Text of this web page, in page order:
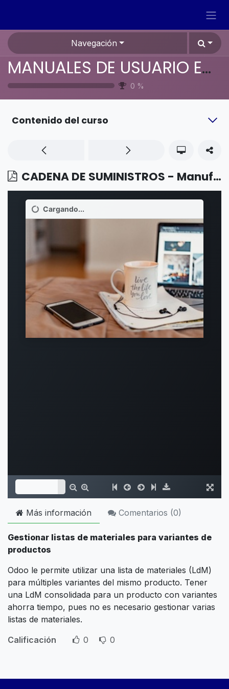
Navegación
MANUALES DE USUARIO EN ESPAÑOL ODOO 19
0 %
Contenido del curso
CADENA DE SUMINISTROS - Manufactura - Gestionar listas de materiales para variantes de productos
Más información Comentarios (0)
Gestionar listas de materiales para variantes de
productos
Odoo le permite utilizar una lista de materiales (LdM)
para múltiples variantes del mismo producto. Tener
una LdM consolidada para un producto con variantes
ahorra tiempo, pues no es necesario gestionar varias
listas de materiales.
Calificación
0 0